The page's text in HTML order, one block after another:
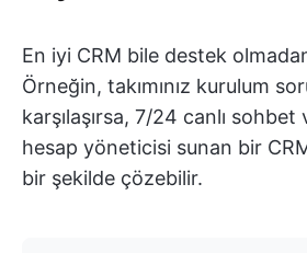
En iyi CRM bile destek
Örneğin, takımınız kurulum
karşılaşırsa, 7/24 canlı
hesap yöneticisi sunan bir
bir şekilde çözebilir.